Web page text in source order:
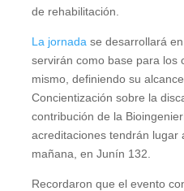
de rehabilitación.
La jornada se desarrollará
servirán como base para los
mismo, definiendo su
Concientización sobre la
contribución de la
acreditaciones tendrán lugar
mañana, en Junín 132.
Recordaron que el evento